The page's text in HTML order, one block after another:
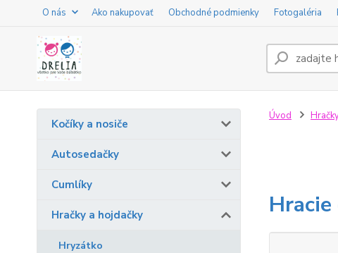
O nás Ako nakupovať Obchodné podmienky Fotogaléria
Kočíky a nosiče
Autosedačky
Cumlíky
Hračky a hojdačky
Hryzátko
Úvod